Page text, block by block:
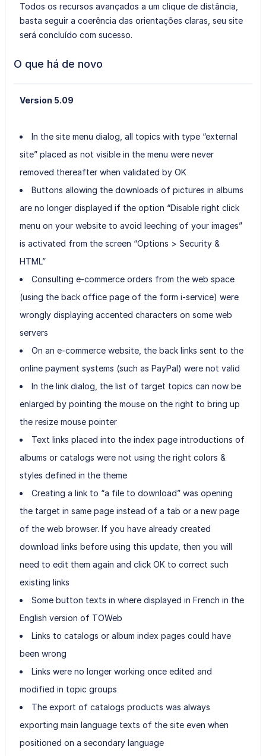
Todos os recursos avançados a um clique de distância,
basta seguir a coerência das orientações claras, seu site
será concluído com sucesso.
O que há de novo
Version 5.09
In the site menu dialog, all topics with type “external
site” placed as not visible in the menu were never
removed thereafter when validated by OK
Buttons allowing the downloads of pictures in albums
are no longer displayed if the option “Disable right click
menu on your website to avoid leeching of your images”
is activated from the screen “Options > Security &
HTML”
Consulting e-commerce orders from the web space
(using the back office page of the form i-service) were
wrongly displaying accented characters on some web
servers
On an e-commerce website, the back links sent to the
online payment systems (such as PayPal) were not valid
In the link dialog, the list of target topics can now be
enlarged by pointing the mouse on the right to bring up
the resize mouse pointer
Text links placed into the index page introductions of
albums or catalogs were not using the right colors &
styles defined in the theme
Creating a link to “a file to download” was opening
the target in same page instead of a tab or a new page
of the web browser. If you have already created
download links before using this update, then you will
need to edit them again and click OK to correct such
existing links
Some button texts in where displayed in French in the
English version of TOWeb
Links to catalogs or album index pages could have
been wrong
Links were no longer working once edited and
modified in topic groups
The export of catalogs products was always
exporting main language texts of the site even when
positioned on a secondary language